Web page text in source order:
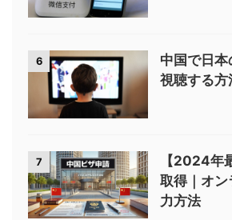
6
中国で日
視聴する方
7
【2024年
取得｜オン
力方法